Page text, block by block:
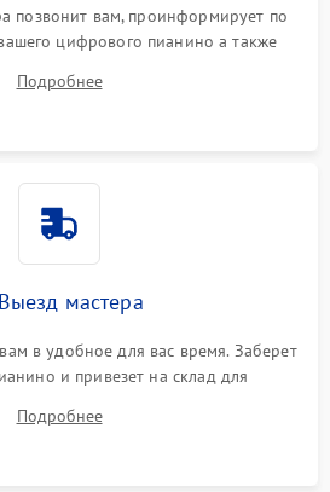
позвонит вам, проинформирует по
цифрового пианино а также
Подробнее
мастера
в удобное для вас время. Заберет
и привезет на склад для
Подробнее